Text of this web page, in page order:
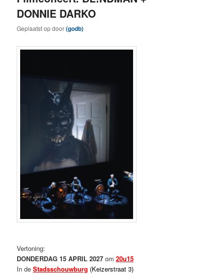
DONNIE DARKO
Geplaatst opdoor(godb)
Vertoning:
DONDERDAG 15 APRIL 2027 om20u15
In deStadsschouwburg (Keizerstraat 3)